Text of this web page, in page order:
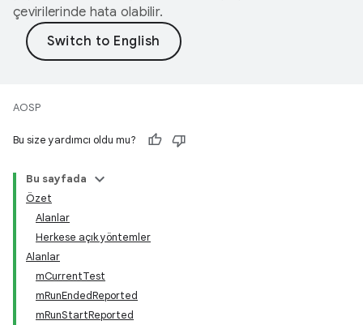
çevirilerinde hata olabilir.
AOSP
Bu size yardımcı oldu mu?
Bu sayfada
Özet
Alanlar
Herkese açık yöntemler
Alanlar
mCurrentTest
mRunEndedReported
mRunStartReported